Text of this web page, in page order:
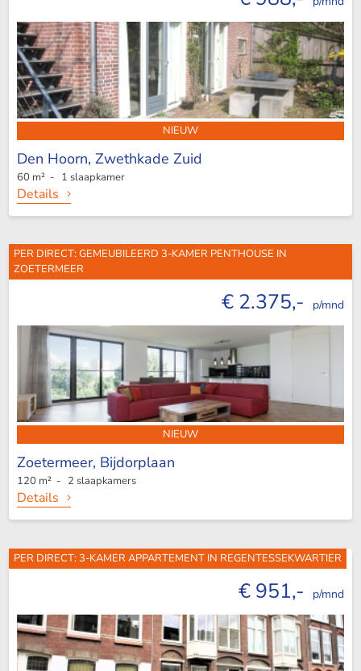
NIEUW
Den Hoorn, Zwethkade Zuid
60 m² - 1 slaapkamer
Details
PER DIRECT: GEMEUBILEERD 3-KAMER PENTHOUSE IN
ZOETERMEER
€ 2.375,- p/mnd
NIEUW
Zoetermeer, Bijdorplaan
120 m² - 2 slaapkamers
Details
PER DIRECT: 3-KAMER APPARTEMENT IN REGENTESSEKWARTIER
€ 951,- p/mnd